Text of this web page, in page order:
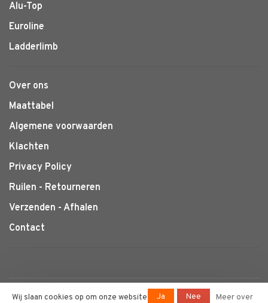
Alu-Top
Euroline
Ladderlimb
Over ons
Maattabel
Algemene voorwaarden
Klachten
Privacy Policy
Ruilen - Retourneren
Verzenden - Afhalen
Contact
© Copyright 2026 Klimtotaal.nl-
Wij slaan cookies op om onze website Ja Nee Meer over